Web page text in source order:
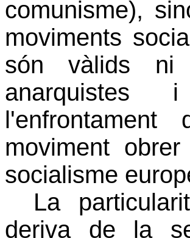
comunisme),
moviments
són vàlids ni
anarquistes
moviment
socialisme
La
deriva de la